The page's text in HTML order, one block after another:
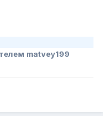
matvey199